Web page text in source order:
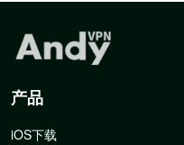
产品
iOS下载